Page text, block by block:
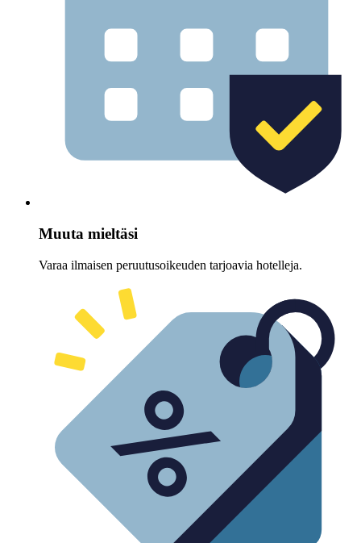
Muuta mieltäsi
Varaa ilmaisen peruutusoikeuden tarjoavia hotelleja.